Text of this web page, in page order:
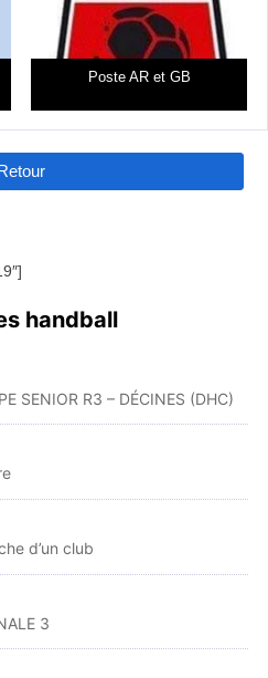
Poste AR et GB
Retour
handball
SENIOR R3 – DÉCINES (DHC)
d’un club
3